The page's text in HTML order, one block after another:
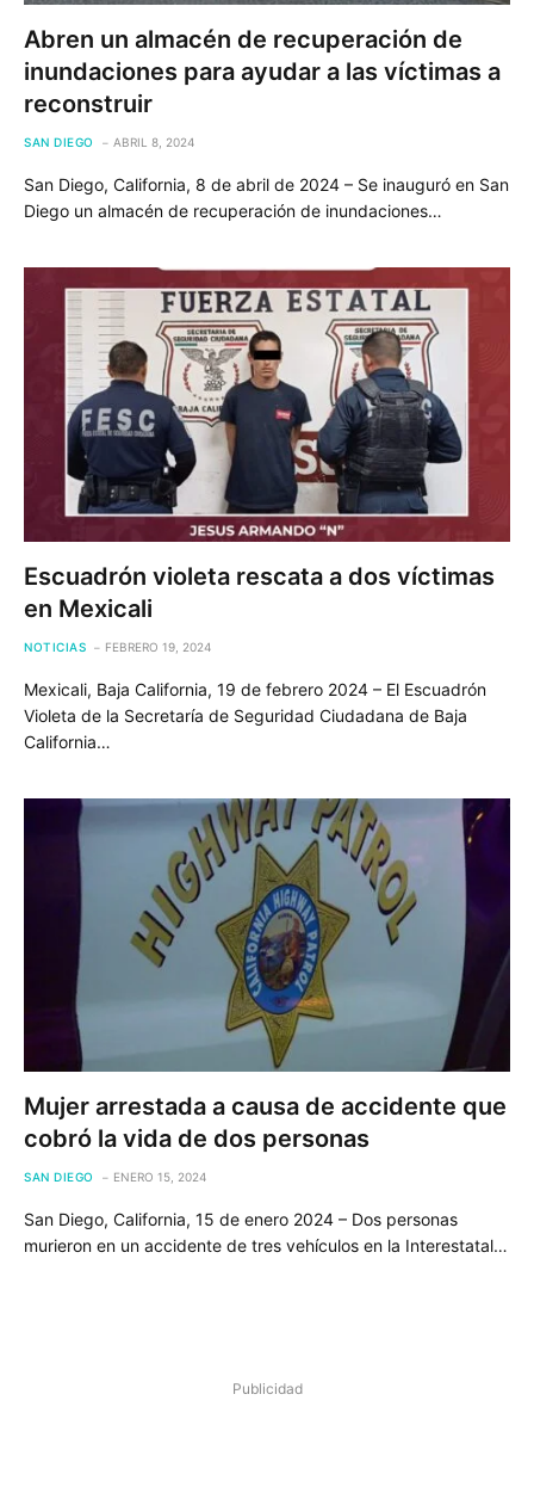
Abren un almacén de recuperación de
inundaciones para ayudar a las víctimas a
reconstruir
SAN DIEGO ABRIL 8, 2024
San Diego, California, 8 de abril de 2024 – Se inauguró en San
Diego un almacén de recuperación de inundaciones…
Escuadrón violeta rescata a dos víctimas
en Mexicali
NOTICIAS FEBRERO 19, 2024
Mexicali, Baja California, 19 de febrero 2024 – El Escuadrón
Violeta de la Secretaría de Seguridad Ciudadana de Baja
California…
Mujer arrestada a causa de accidente que
cobró la vida de dos personas
SAN DIEGO ENERO 15, 2024
San Diego, California, 15 de enero 2024 – Dos personas
murieron en un accidente de tres vehículos en la Interestatal…
Publicidad